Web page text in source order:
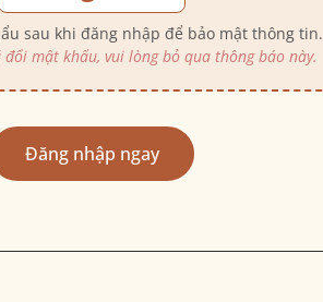
sau khi đăng nhập để bảo mật thông tin.
mật khẩu, vui lòng bỏ qua thông báo này.
Đăng nhập ngay